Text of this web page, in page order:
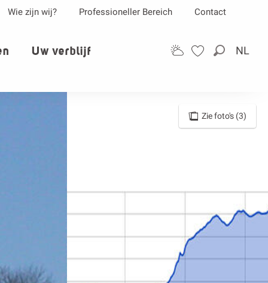
Zoek op
NL
Wie zijn wij? Professioneller Bereich Contact
Uw verblijf
Zie foto's (3)